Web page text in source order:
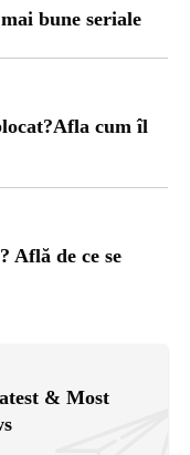
bune seriale
cum îl
Află de ce se
& Most